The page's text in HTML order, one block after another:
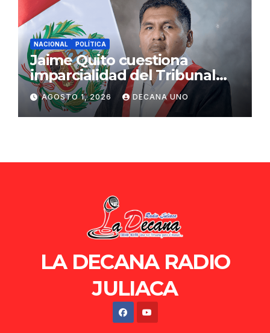
NACIONAL POLÍTICA
Jaime Quito cuestiona
imparcialidad del Tribunal
Constitucional tras liberación
de Ollanta Humala
AGOSTO 1, 2026 DECANA UNO
LA DECANA RADIO
JULIACA